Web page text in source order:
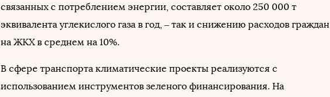
связанных с потреблением энергии, составляет около 250 000 т
эквивалента углекислого газа в год, – так и снижению расходов граждан
на ЖКХ в среднем на 10%.
В сфере транспорта климатические проекты реализуются с
использованием инструментов зеленого финансирования. На